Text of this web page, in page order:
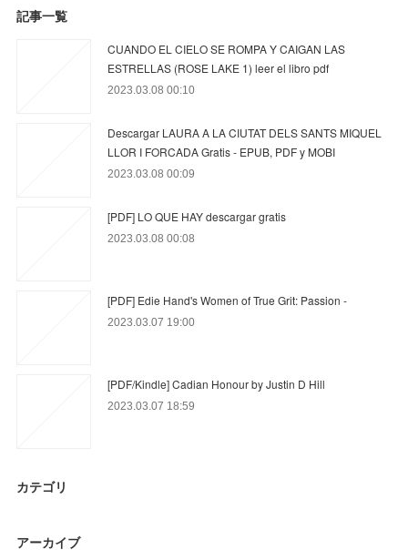
記事一覧
CUANDO EL CIELO SE ROMPA Y CAIGAN LAS
ESTRELLAS (ROSE LAKE 1) leer el libro pdf
2023.03.08 00:10
Descargar LAURA A LA CIUTAT DELS SANTS MIQUEL
LLOR I FORCADA Gratis - EPUB, PDF y MOBI
2023.03.08 00:09
[PDF] LO QUE HAY descargar gratis
2023.03.08 00:08
[PDF] Edie Hand's Women of True Grit: Passion -
2023.03.07 19:00
[PDF/Kindle] Cadian Honour by Justin D Hill
2023.03.07 18:59
カテゴリ
アーカイブ